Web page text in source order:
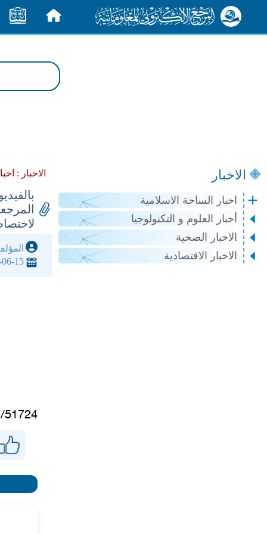
الاخبار
اخبار الساحة الاسلامية
أخبار العلوم و التكنولوجيا
الاخبار الصحية
الاخبار الاقتصادية
الاخبار :
06-15
51724